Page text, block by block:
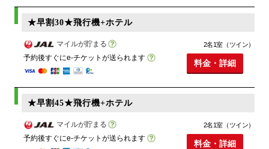
★早割30★飛行機+ホテル
マイルが貯まる
予約後すぐにe-チケットが送られます
2名1室（ツイン）
料金・詳細
★早割45★飛行機+ホテル
マイルが貯まる
予約後すぐにe-チケットが送られます
2名1室（ツイン）
料金・詳細